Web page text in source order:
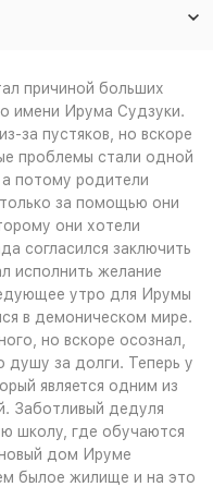
причиной больших
имени Ирума Судзуки.
за пустяков, но вскоре
проблемы стали одной
а потому родители
за помощью они
они хотели
согласился заключить
исполнить желание
утро для Ирумы
в демоническом мире.
но вскоре осознал,
душу за долги. Теперь у
является одним из
Заботливый дедуля
школу, где обучаются
дом Ируме
былое жилище и на это